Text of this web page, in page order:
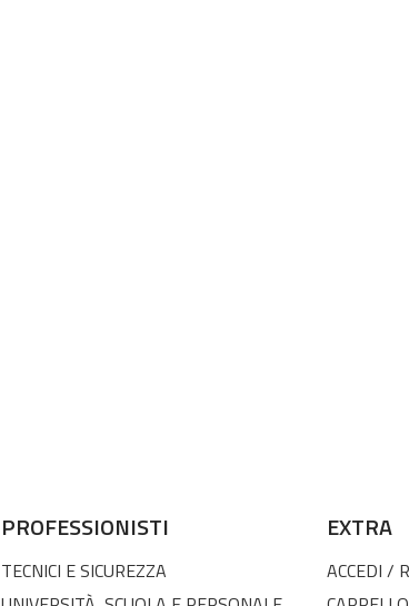
PROFESSIONISTI
TECNICI E SICUREZZA
EXTRA
ACCEDI /